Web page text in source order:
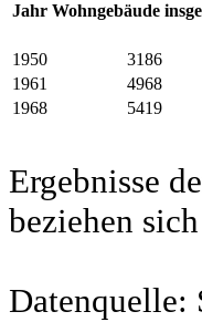
Jahr Wohngebäude
1950
3186
1961
4968
1968
5419
Ergebnisse
beziehen
Datenquelle: